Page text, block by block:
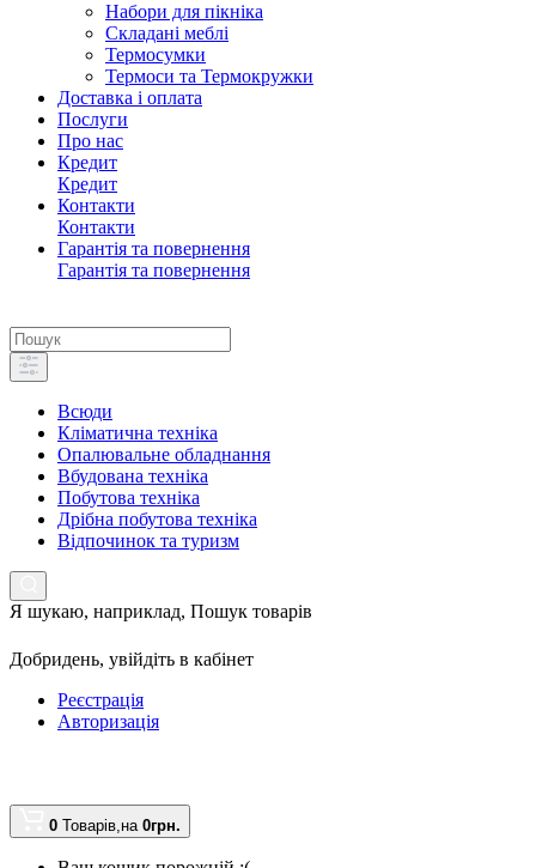
Набори для пікніка
Складані меблі
Термосумки
Термоси та Термокружки
Доставка і оплата
Послуги
Про нас
Кредит
Кредит
Контакти
Контакти
Гарантія та повернення
Гарантія та повернення
Всюди
Кліматична техніка
Опалювальне обладнання
Вбудована техніка
Побутова техніка
Дрібна побутова техніка
Відпочинок та туризм
Я шукаю, наприклад, Пошук товарів
Добридень, увійдіть в кабінет
Реєстрація
Авторизація
0 Товарів,на 0грн.